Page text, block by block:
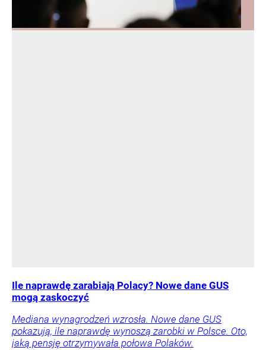
Ile naprawdę zarabiają Polacy? Nowe dane GUS
mogą zaskoczyć
Mediana wynagrodzeń wzrosła. Nowe dane GUS
pokazują, ile naprawdę wynoszą zarobki w Polsce. Oto,
jaką pensję otrzymywała połowa Polaków.